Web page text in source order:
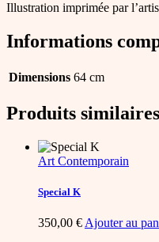
Illustration imprimée par
Informations
Dimensions 64 cm
Produits similaires
Art Contemporain
Special K
350,00 € Ajouter au